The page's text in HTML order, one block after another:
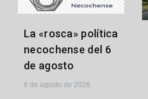
La «rosca» política
necochense del 6
de agosto
6 de agosto de 2026